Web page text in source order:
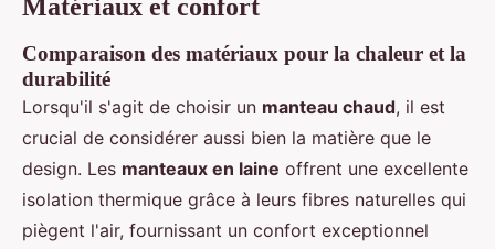
Matériaux et confort
Comparaison des matériaux pour la chaleur et la
durabilité
Lorsqu'il s'agit de choisir un manteau chaud, il est
crucial de considérer aussi bien la matière que le
design. Les manteaux en laine offrent une excellente
isolation thermique grâce à leurs fibres naturelles qui
piègent l'air, fournissant un confort exceptionnel